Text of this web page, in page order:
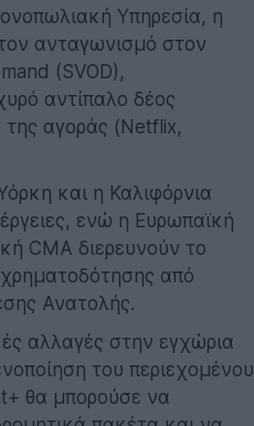
Υπηρεσία, η
ανταγωνισμό στον
(SVOD),
αντίπαλο δέος
της αγοράς (Netflix,
και η Καλιφόρνια
ενώ η Ευρωπαϊκή
CMA διερευνούν το
από
Ανατολής.
αλλαγές στην εγχώρια
του περιεχομένου
θα μπορούσε να